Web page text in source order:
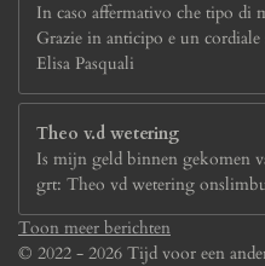
In caso affermativo che tipo di
Grazie in anticipo e un cordiale
Elisa Pasquali
Theo v.d wetering
Is mijn geld binnen gekomen
grt: Theo vd wetering
Toon meer berichten
© 2022 - 2026 Tijd voor een